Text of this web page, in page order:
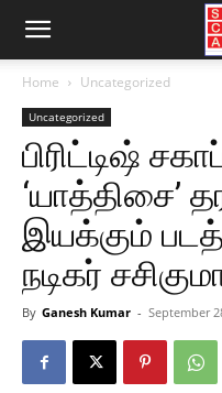
Home Uncategorized
Uncategorized
பிரிட்டிஷ்
‘யாத்திசை’
இயக்கும்
நடிகர்
By Ganesh Kumar - September